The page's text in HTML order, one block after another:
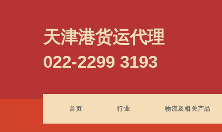
天津港货运代理
022-2299 3193
首页 行业 物流及相关产品